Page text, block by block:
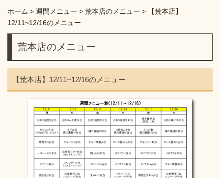
ホーム > 週間メニュー > 荒本店のメニュー >
【荒本店】
12/11~12/16のメニュー
荒本店のメニュー
【荒本店】12/11~12/16のメニュー